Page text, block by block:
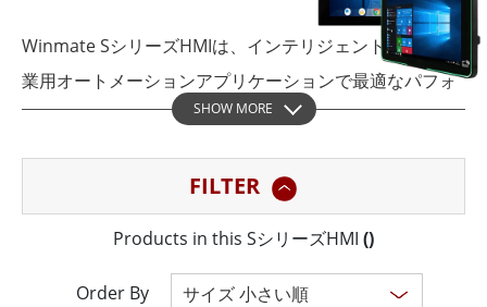
Winmate SシリーズHMIは、インテリジェントビルや産
業用オートメーションアプリケーションで最適なパフォ
ーマンスを発揮するよう設計された、洗練されたスタイ
のHMIは、強力なCPUを誇り、お客様独自のニーズに合
わせてカスタマイズ可能な幅広いソフトウェア統合オプ
ションを提供します。 PoEオンボード技術を搭載したウ
ィンメイトSシリーズHMIは、データと電力の転送を可能
SHOW MORE
FILTER
Products in this SシリーズHMI ()
Order By